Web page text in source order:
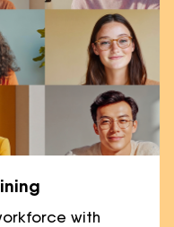
with